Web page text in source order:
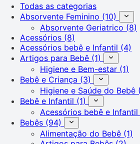
Todas as categorias
Absorvente Feminino (10)
Absorvente Geriatrico (8)
Acessórios (8)
Acessórios bebê e Infantil (4)
Artigos para Bebê (1)
Higiene e Bem-estar (1)
Bebê e Criança (3)
Higiene e Saúde do Bebê
Bebê e Infantil (1)
Acessórios bebê e Infantil
Bebês (94)
Alimentação do Bebê (1)